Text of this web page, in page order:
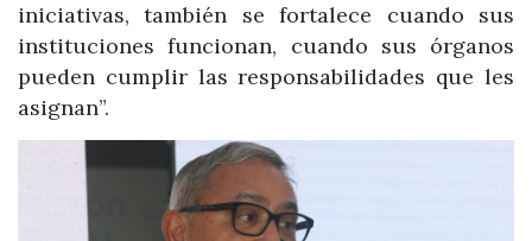
iniciativas, también se fortalece cuando sus
instituciones funcionan, cuando sus órganos
pueden cumplir las responsabilidades que les
asignan”.